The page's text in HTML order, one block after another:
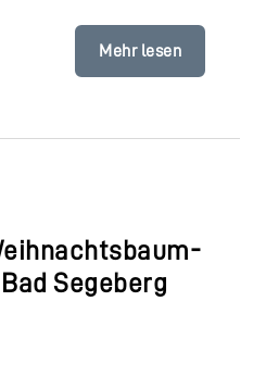
Mehr lesen
Segeberg